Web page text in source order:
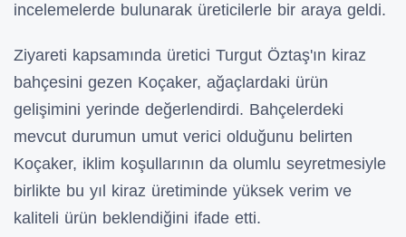
incelemelerde bulunarak üreticilerle bir araya geldi.
Ziyareti kapsamında üretici Turgut Öztaş'ın kiraz
bahçesini gezen Koçaker, ağaçlardaki ürün
gelişimini yerinde değerlendirdi. Bahçelerdeki
mevcut durumun umut verici olduğunu belirten
Koçaker, iklim koşullarının da olumlu seyretmesiyle
birlikte bu yıl kiraz üretiminde yüksek verim ve
kaliteli ürün beklendiğini ifade etti.